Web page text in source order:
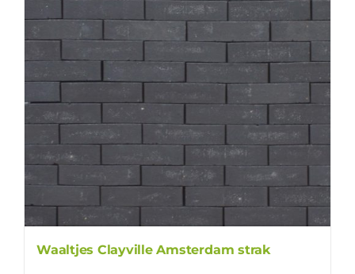
Waaltjes Clayville Amsterdam strak